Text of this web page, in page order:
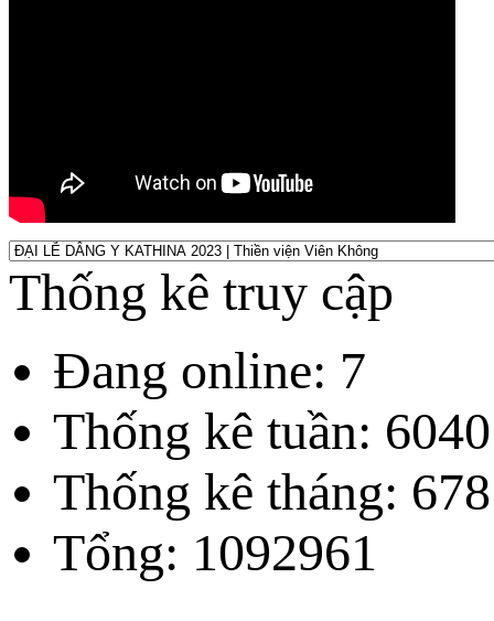
Thống kê truy cập
Đang online: 7
Thống kê tuần: 6040
Thống kê tháng:
Tổng: 1092961